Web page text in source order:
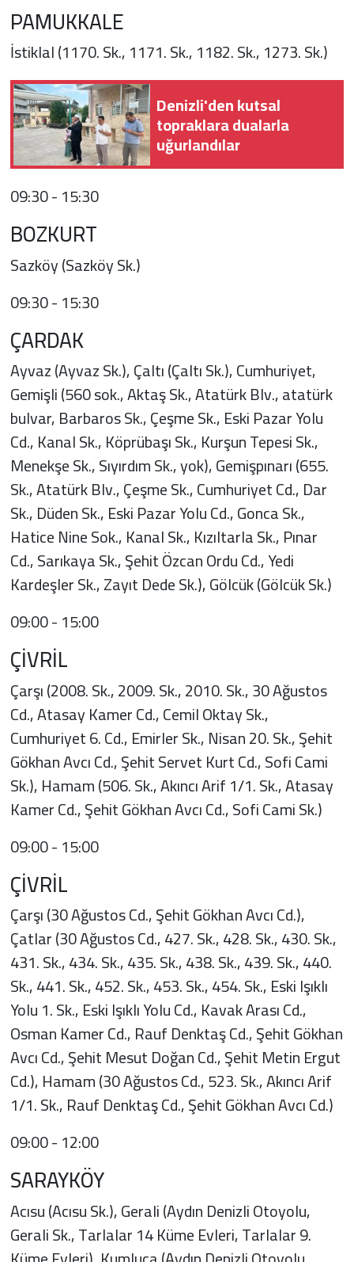
PAMUKKALE
İstiklal (1170. Sk., 1171. Sk., 1182. Sk., 1273. Sk.)
Denizli'den kutsal
topraklara dualarla
uğurlandılar
09:30 - 15:30
BOZKURT
Sazköy (Sazköy Sk.)
09:30 - 15:30
ÇARDAK
Ayvaz (Ayvaz Sk.), Çaltı (Çaltı Sk.), Cumhuriyet,
Gemişli (560 sok., Aktaş Sk., Atatürk Blv., atatürk
bulvar, Barbaros Sk., Çeşme Sk., Eski Pazar Yolu
Cd., Kanal Sk., Köprübaşı Sk., Kurşun Tepesi Sk.,
Menekşe Sk., Sıyırdım Sk., yok), Gemişpınarı (655.
Sk., Atatürk Blv., Çeşme Sk., Cumhuriyet Cd., Dar
Sk., Düden Sk., Eski Pazar Yolu Cd., Gonca Sk.,
Hatice Nine Sok., Kanal Sk., Kızıltarla Sk., Pınar
Cd., Sarıkaya Sk., Şehit Özcan Ordu Cd., Yedi
Kardeşler Sk., Zayıt Dede Sk.), Gölcük (Gölcük Sk.)
09:00 - 15:00
ÇİVRİL
Çarşı (2008. Sk., 2009. Sk., 2010. Sk., 30 Ağustos
Cd., Atasay Kamer Cd., Cemil Oktay Sk.,
Cumhuriyet 6. Cd., Emirler Sk., Nisan 20. Sk., Şehit
Gökhan Avcı Cd., Şehit Servet Kurt Cd., Sofi Cami
Sk.), Hamam (506. Sk., Akıncı Arif 1/1. Sk., Atasay
Kamer Cd., Şehit Gökhan Avcı Cd., Sofi Cami Sk.)
09:00 - 15:00
ÇİVRİL
Çarşı (30 Ağustos Cd., Şehit Gökhan Avcı Cd.),
Çatlar (30 Ağustos Cd., 427. Sk., 428. Sk., 430. Sk.,
431. Sk., 434. Sk., 435. Sk., 438. Sk., 439. Sk., 440.
Sk., 441. Sk., 452. Sk., 453. Sk., 454. Sk., Eski Işıklı
Yolu 1. Sk., Eski Işıklı Yolu Cd., Kavak Arası Cd.,
Osman Kamer Cd., Rauf Denktaş Cd., Şehit Gökhan
Avcı Cd., Şehit Mesut Doğan Cd., Şehit Metin Ergut
Cd.), Hamam (30 Ağustos Cd., 523. Sk., Akıncı Arif
1/1. Sk., Rauf Denktaş Cd., Şehit Gökhan Avcı Cd.)
09:00 - 12:00
SARAYKÖY
Acısu (Acısu Sk.), Gerali (Aydın Denizli Otoyolu,
Gerali Sk., Tarlalar 14 Küme Evleri, Tarlalar 9.